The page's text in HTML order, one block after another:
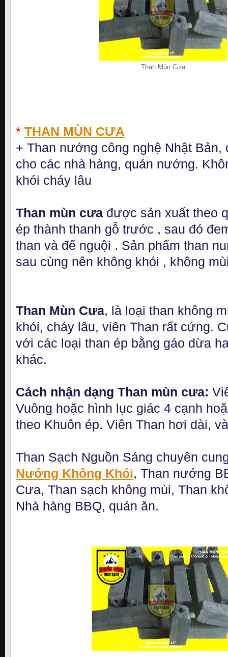
Than Mùn Cưa
* THAN MÙN CƯA
+ Than nướng công nghệ Nhật Bản,
cho các nhà hàng, quán nướng.
khói cháy lâu
Than mùn cưa được sản xuất theo
ép thành thanh gỗ trước , sau đó
than và để nguội . Sản phẩm than
sau cùng nên không khói , không
Than Mùn Cưa, là loại than không
khói, cháy lâu, viên Than rất cứng.
với các loại than ép bằng gáo dừa
khác.
Cách nhận dạng Than mùn cưa:
Vuông hoặc hình lục giác 4 cạnh
theo Khuôn ép. Viên Than hơi dài,
Than Sạch Nguồn Sáng chuyên
Nướng Không Khói, Than nướng
Cưa, Than sạch không mùi, Than
Nhà hàng BBQ, quán ăn.